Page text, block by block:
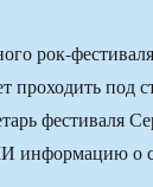
рок-
проходить под
информацию о